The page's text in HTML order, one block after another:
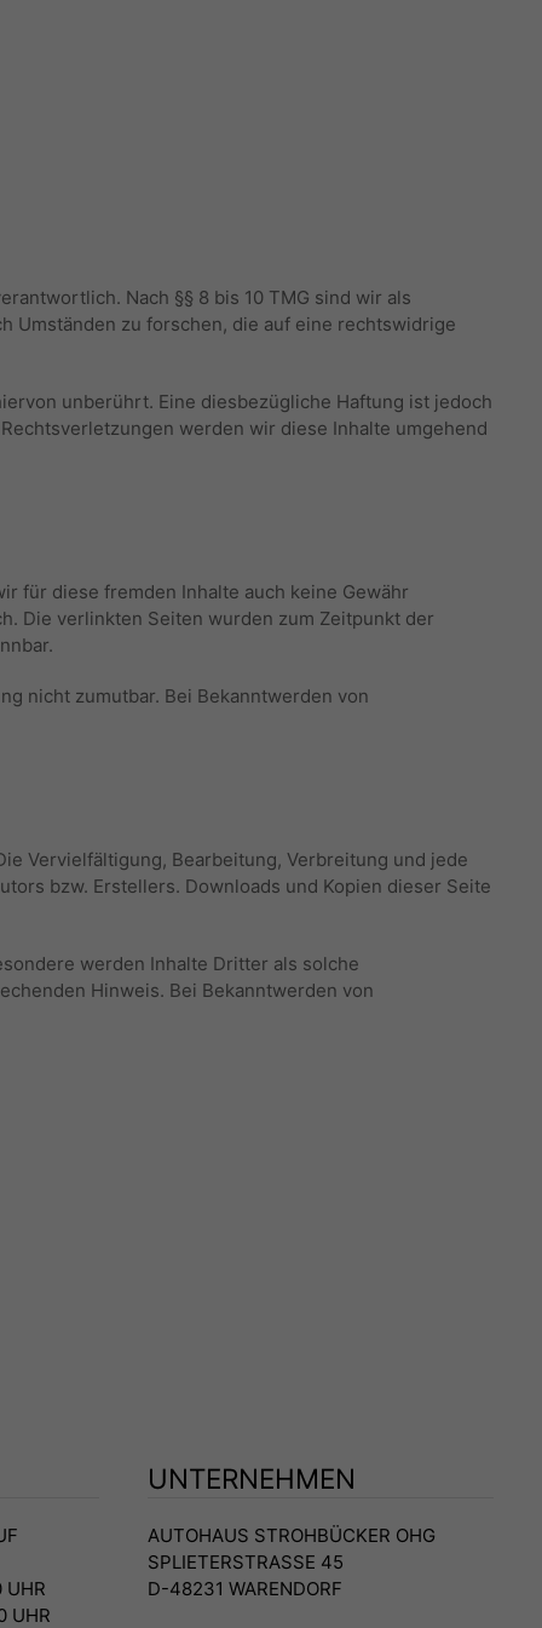
Nach §§ 8 bis 10 TMG sind wir als
Umständen zu forschen, die auf eine rechtswidrige
unberührt. Eine diesbezügliche Haftung ist jedoch
werden wir diese Inhalte umgehend
für diese fremden Inhalte auch keine Gewähr
Die verlinkten Seiten wurden zum Zeitpunkt der
nicht zumutbar. Bei Bekanntwerden von
Vervielfältigung, Bearbeitung, Verbreitung und jede
bzw. Erstellers. Downloads und Kopien dieser Seite
werden Inhalte Dritter als solche
Hinweis. Bei Bekanntwerden von
UHR
UHR
UNTERNEHMEN
AUTOHAUS STROHBÜCKER OHG
SPLIETERSTRASSE 45
D-48231 WARENDORF